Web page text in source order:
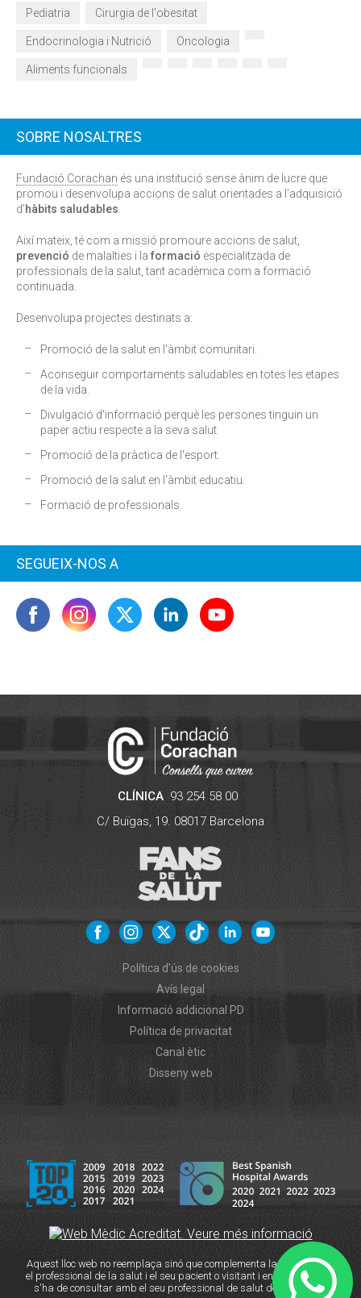
Pediatria Cirurgia de l'obesitat
Endocrinologia i Nutrició Oncologia
Aliments funcionals
SOBRE NOSALTRES
Fundació Corachan és una institució sense ànim de lucre que
promou i desenvolupa accions de salut orientades a l'adquisició
d'hàbits saludables.
Així mateix, té com a missió promoure accions de salut,
prevenció de malalties i la formació especialitzada de
professionals de la salut, tant acadèmica com a formació
continuada.
Desenvolupa projectes destinats a:
Promoció de la salut en l'àmbit comunitari.
Aconseguir comportaments saludables en totes les etapes
de la vida.
Divulgació d'informació perquè les persones tinguin un
paper actiu respecte a la seva salut.
Promoció de la pràctica de l'esport.
Promoció de la salut en l'àmbit educatiu.
Formació de professionals.
SEGUEIX-NOS A
CLÍNICA 93 254 58 00
C/ Buïgas, 19. 08017 Barcelona
Política d'ús de cookies
Avís legal
Informació addicional PD
Política de privacitat
Canal ètic
Disseny web
Aquest lloc web no reemplaça sinó que complementa la relació entre
el professional de la salut i el seu pacient o visitant i en cas de dubte
s'ha de consultar amb el seu professional de salut de referència.